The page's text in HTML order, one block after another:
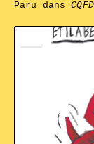
Paru dansCQFD